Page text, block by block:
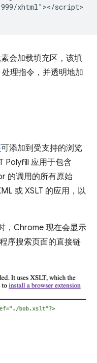
xhtml"></script>
会加载填充区，该填
理指令，并透明地加
可添加到受支持的浏览
Polyfill 应用于包含
的调用的所有原始
或 XSLT 的应用，以
，Chrome 现在会显示
序搜索页面的直接链